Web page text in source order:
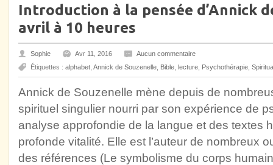
Introduction à la pensée d’Annick
avril à 10 heures
Sophie Avr 11, 2016
Aucun commentaire
Étiquettes : alphabet Annick de Souzenelle Bible lecture Psychothérapie
Annick de Souzenelle mène depuis de
spirituel singulier nourri par son expérience de
analyse approfondie de la langue et des textes
profonde vitalité. Elle est l’auteur de nombreux
des références (Le symbolisme du corps